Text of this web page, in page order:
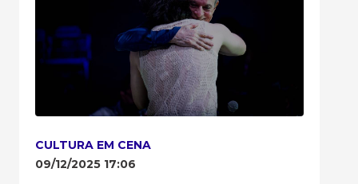
CULTURA EM CENA
09/12/2025 17:06